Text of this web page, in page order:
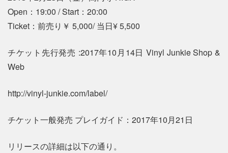
Open：19:00 / Start：20:00
Ticket：前売り￥ 5,000/ 当日¥ 5,500
チケット先行発売 :2017年10月14日 Vinyl Junkie Shop &
Web
http://vinyl-junkie.com/label/
チケット一般発売 プレイガイド：2017年10月21日
リリースの詳細は以下の通り。